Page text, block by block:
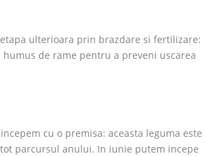
ulterioara prin brazdare si fertilizare:
de rame pentru a preveni uscarea
cu o premisa: aceasta leguma este
parcursul anului. In iunie putem incepe